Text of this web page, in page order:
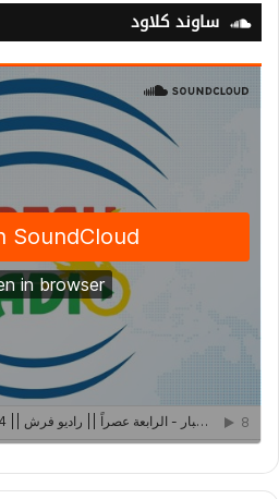
ساوند كلاود